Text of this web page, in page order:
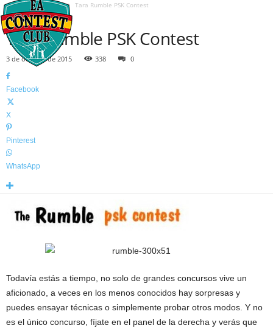
Inicio Concursos Tara Rumble PSK Contest
CONCURSOS
Tara Rumble PSK Contest
3 de octubre de 2015 338 0
Facebook
X
Pinterest
WhatsApp
Todavía estás a tiempo, no solo de grandes concursos vive un
aficionado, a veces en los menos conocidos hay sorpresas y
puedes ensayar técnicas o simplemente probar otros modos. Y no
es el único concurso, fíjate en el panel de la derecha y verás que